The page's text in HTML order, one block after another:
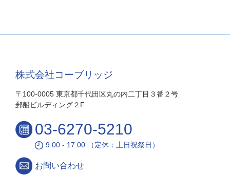
株式会社コーブリッジ
〒100-0005 東京都千代田区丸の内二丁目３番２号
郵船ビルディング２F
03-6270-5210
9:00 - 17:00 （定休：土日祝祭日）
お問い合わせ